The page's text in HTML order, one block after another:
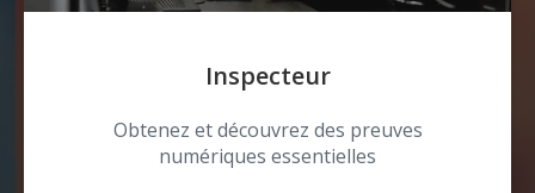
Inspecteur
Obtenez et découvrez des preuves
numériques essentielles